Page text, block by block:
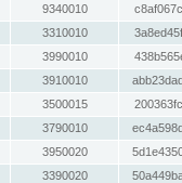
9340010
3310010
3990010
3910010
3500015
3790010
3950020
3390020